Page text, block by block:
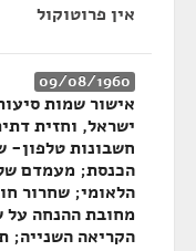
אין פרוטוקול
09/08/1960
אישור שמות
ישראל, וחזית
חשבונות טלפון-
הכנסת; מעמדם
מחובת ההנחה על
הקריאה השנייה;